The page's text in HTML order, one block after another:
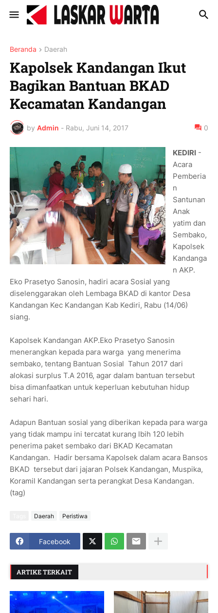
Beranda Daerah
Kapolsek Kandangan Ikut
Bagikan Bantuan BKAD
Kecamatan Kandangan
by Admin - Rabu, Juni 14, 2017 0
KEDIRI -
Acara
Pemberia
n
Santunan
Anak
yatim dan
Sembako,
Kapolsek
Kandanga
n AKP.
Eko Prasetyo Sanosin, hadiri acara Sosial yang
diselenggarakan oleh Lembaga BKAD di kantor Desa
Kandangan Kec Kandangan Kab Kediri, Rabu (14/06)
siang.
Kapolsek Kandangan AKP.Eko Prasetyo Sanosin
menerangkan kepada para warga yang menerima
sembako, tentang Bantuan Sosial Tahun 2017 dari
alokasi surplus T.A 2016, agar dalam bantuan tersebut
bisa dimanfaatkan untuk keperluan kebutuhan hidup
sehari hari.
Adapun Bantuan sosial yang diberikan kepada para warga
yang tidak mampu ini tercatat kurang lbih 120 lebih
penerima paket sembako dari BKAD Kecamatan
Kandangan. Hadir bersama Kapolsek dalam acara Bansos
BKAD tersebut dari jajaran Polsek Kandangan, Muspika,
Koramil Kandangan serta perangkat Desa Kandangan.
(tag)
Daerah Peristiwa
Facebook
ARTIKE TERKAIT